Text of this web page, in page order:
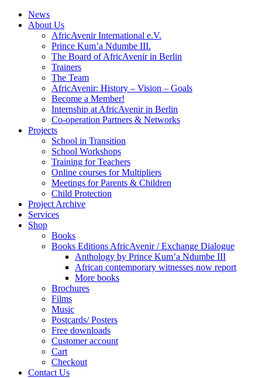
News
About Us
AfricAvenir International e.V.
Prince Kum’a Ndumbe III.
The Board of AfricAvenir in Berlin
Trainers
The Team
AfricAvenir: History – Vision – Goals
Become a Member!
Internship at AfricAvenir in Berlin
Co-operation Partners & Networks
Projects
School in Transition
School Workshops
Training for Teachers
Online courses for Multipliers
Meetings for Parents & Children
Child Protection
Project Archive
Services
Shop
Books
Books Editions AfricAvenir / Exchange Dialogue
Anthology by Prince Kum’a Ndumbe III
African contemporary witnesses now report
More books
Brochures
Films
Music
Postcards/ Posters
Free downloads
Customer account
Cart
Checkout
Contact Us